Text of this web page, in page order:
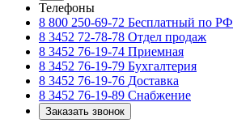
Телефоны
8 800 250-69-72 Бесплатный по РФ
8 3452 72-78-78 Отдел продаж
8 3452 76-19-74 Приемная
8 3452 76-19-79 Бухгалтерия
8 3452 76-19-76 Доставка
8 3452 76-19-89 Снабжение
Заказать звонок